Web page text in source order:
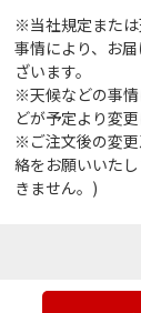
※当社規定また
事情により、お
ざいます。
※天候などの事
どが予定より変
※ご注文後の変
絡をお願いいた
きません。)